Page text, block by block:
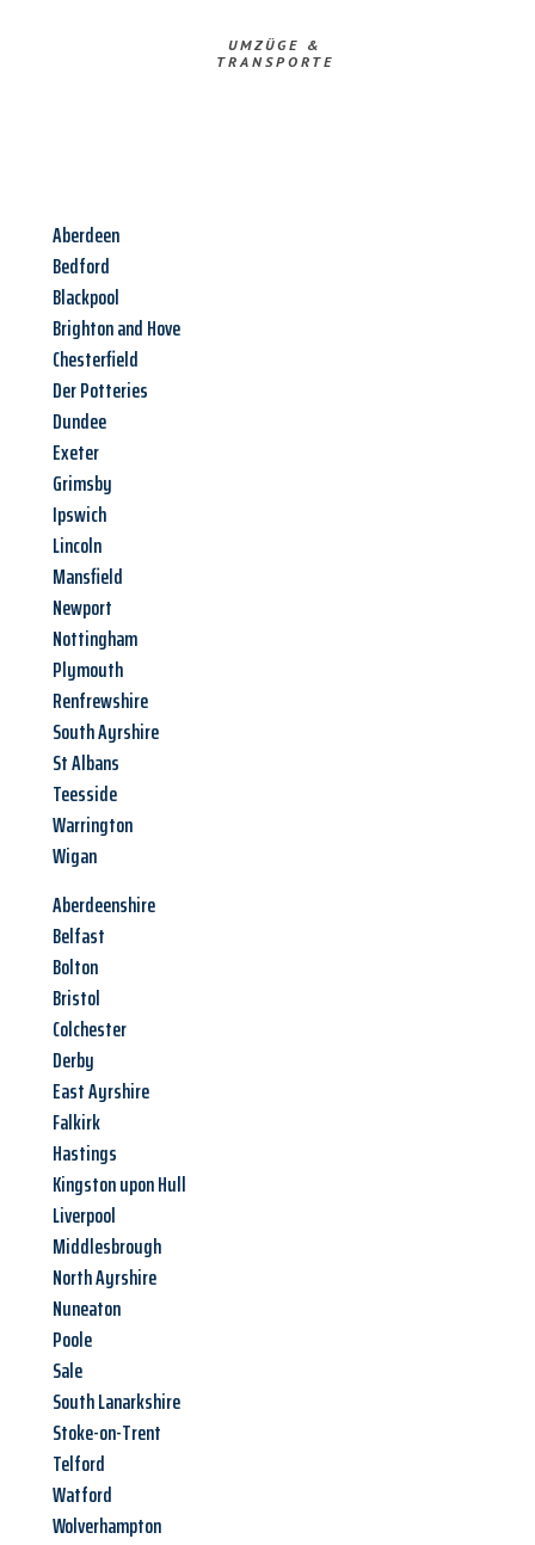
UMZÜGE &
TRANSPORTE
Aberdeen
Bedford
Blackpool
Brighton and Hove
Chesterfield
Der Potteries
Dundee
Exeter
Grimsby
Ipswich
Lincoln
Mansfield
Newport
Nottingham
Plymouth
Renfrewshire
South Ayrshire
St Albans
Teesside
Warrington
Wigan
Aberdeenshire
Belfast
Bolton
Bristol
Colchester
Derby
East Ayrshire
Falkirk
Hastings
Kingston upon Hull
Liverpool
Middlesbrough
North Ayrshire
Nuneaton
Poole
Sale
South Lanarkshire
Stoke-on-Trent
Telford
Watford
Wolverhampton